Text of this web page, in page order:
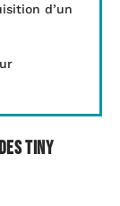
d’un
Tiny